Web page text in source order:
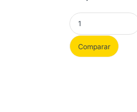
Tarjeta gráfica
Comparar